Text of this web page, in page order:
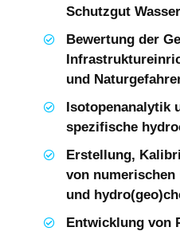
Schutzgut Wasser
Bewertung der
und
Isotopenanalytik
spezifische
Erstellung,
von
und
Entwicklung von